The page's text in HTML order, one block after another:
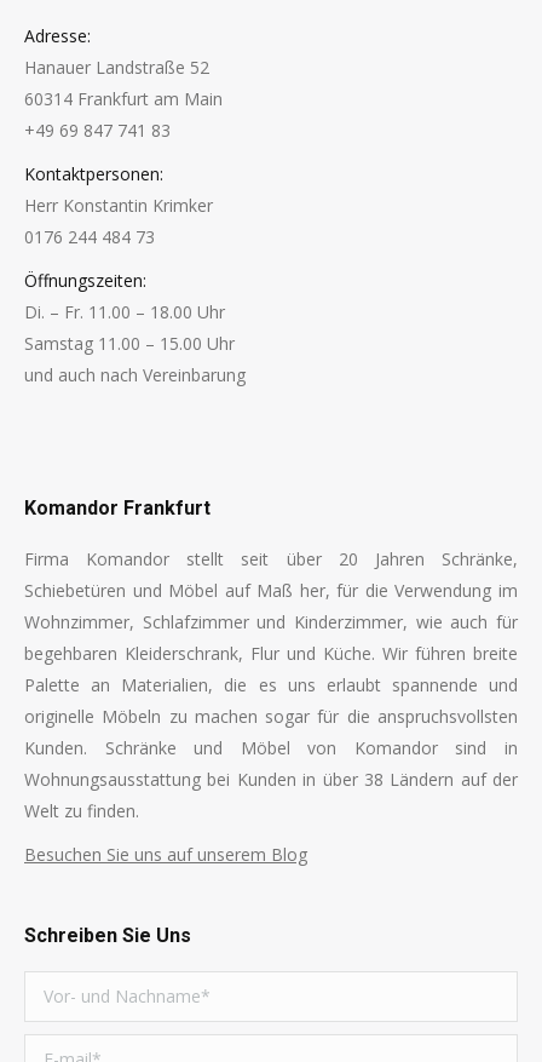
Adresse:
Hanauer Landstraße 52
60314 Frankfurt am Main
+49 69 847 741 83
Kontaktpersonen:
Herr Konstantin Krimker
0176 244 484 73
Öffnungszeiten:
Di. – Fr. 11.00 – 18.00 Uhr
Samstag 11.00 – 15.00 Uhr
und auch nach Vereinbarung
Komandor Frankfurt
Firma Komandor stellt seit über 20 Jahren Schränke,
Schiebetüren und Möbel auf Maß her, für die Verwendung im
Wohnzimmer, Schlafzimmer und Kinderzimmer, wie auch für
begehbaren Kleiderschrank, Flur und Küche. Wir führen breite
Palette an Materialien, die es uns erlaubt spannende und
originelle Möbeln zu machen sogar für die anspruchsvollsten
Kunden. Schränke und Möbel von Komandor sind in
Wohnungsausstattung bei Kunden in über 38 Ländern auf der
Welt zu finden.
Besuchen Sie uns auf unserem Blog
Schreiben Sie Uns